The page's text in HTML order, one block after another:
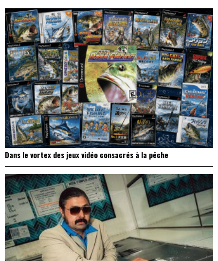
Dans le vortex des jeux vidéo consacrés à la pêche